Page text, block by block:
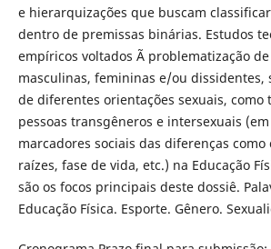
e hierarquizações que buscam
dentro de premissas binárias. Estudos
empíricos voltados Ã problematização
masculinas, femininas e/ou dissidentes,
de diferentes orientações sexuais, como
pessoas transgêneros e intersexuais
marcadores sociais das diferenças como
raízes, fase de vida, etc.) na Educação
são os focos principais deste dossiê.
Educação Física. Esporte. Gênero.